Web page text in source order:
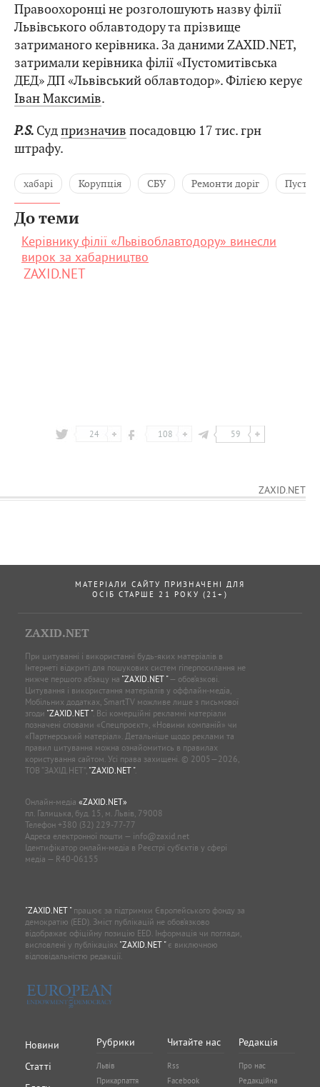
Правоохоронці не розголошують назву філії
Львівського облавтодору та прізвище
затриманого керівника. За даними ZAXID.NET,
затримали керівника філії «Пустомитівська
ДЕД» ДП «Львівський облавтодор». Філією керує
Іван Максимів.
P.S. Судпризначив посадовцю 17 тис. грн
штрафу.
хабарі Корупція СБУ Ремонти доріг
До теми
Керівнику філії «Львівоблавтодору» винесли
вирок за хабарництво
ZAXID.NET
24 108 59
ZAXID.NET
МАТЕРІАЛИ САЙТУ ПРИЗНАЧЕНІ ДЛЯ
ОСІБ СТАРШЕ 21 РОКУ (21+)
ZAXID.NET
При цитуванні і використанні будь-яких матеріалів в
Інтернеті відкриті для пошукових систем гіперпосилання не
нижче першого абзацу на "ZAXID.NET "— обов’язкові.
Цитування і використання матеріалів у оффлайн-медіа,
Мобільних додатках, SmartTV можливе лише з письмової
згоди "ZAXID.NET ". Всі комерційні рекламні матеріали
позначені словами «Спецпроєкт», «Новини компаній» чи
«Партнерський матеріал». Детальніше щодо реклами та
правил цитування можна ознайомитись в правилах
користування сайтом. Усі права захищені. © 2005—2026,
ТОВ “ЗАХІД.НЕТ”, "ZAXID.NET ".
Онлайн-медіа «ZAXID.NET»
пл. Галицька, буд. 15, м. Львів, 79008
Телефон +380 (32) 229-77-77
Адреса електронної пошти — info@zaxid.net
Ідентифікатор онлайн-медіа в Реєстрі суб'єктів у сфері
медіа — R40-06155
"ZAXID.NET "працює за підтримки Європейського фонду за
демократію (EED). Зміст публікацій не обов’язково
відображає офіційну позицію EED. Інформація чи погляди,
висловлені у публікаціях "ZAXID.NET "є виключною
відповідальністю редакції.
Новини
Статті
Рубрики
Львів
Прикарпаття
Читайте нас
Rss
Facebook
Редакція
Про нас
Редакційна